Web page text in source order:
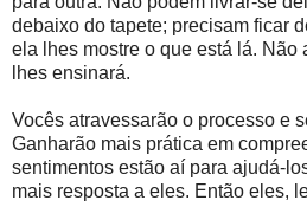
debaixo do tapete; precisam ficar
ela lhes mostre o que está lá. Não
lhes ensinará.
Vocês atravessarão o processo e
Ganharão mais prática em
sentimentos estão aí para ajudá-
mais resposta a eles. Então eles,